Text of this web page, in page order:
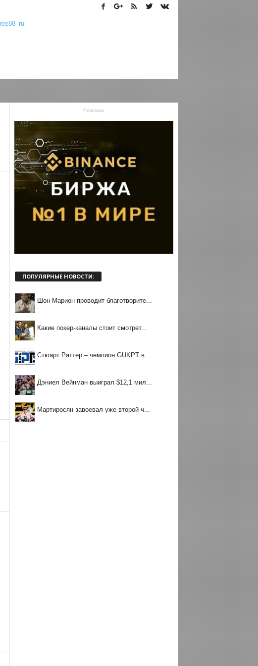
Реклама
ПОПУЛЯРНЫЕ НОВОСТИ:
Шон Марион проводит благотворите...
Какие покер-каналы стоит смотрет...
Стюарт Раттер – чемпион GUKPT в...
Дэниел Вейнман выиграл $12,1 мил...
Мартиросян завоевал уже второй ч...